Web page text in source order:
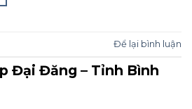
Để lại bình luận
Đại Đăng – Tỉnh Bình